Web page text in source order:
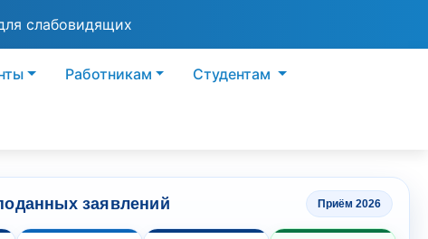
слабовидящих
Работникам Студентам
заявлений Приём 2026